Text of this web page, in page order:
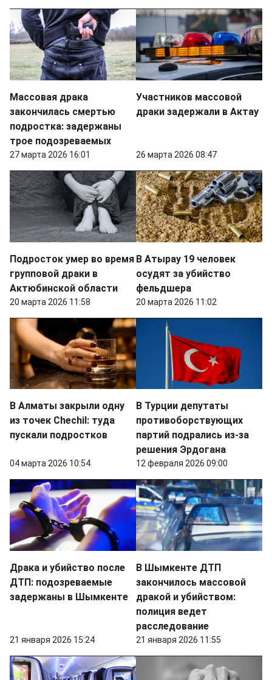
Массовая драка
закончилась смертью
подростка: задержаны
трое подозреваемых
27 марта 2026 16:01
Участников массовой
драки задержали в Актау
26 марта 2026 08:47
Подросток умер во время
групповой драки в
Актюбинской области
20 марта 2026 11:58
В Атырау 19 человек
осудят за убийство
фельдшера
20 марта 2026 11:02
В Алматы закрыли одну
из точек Chechil: туда
пускали подростков
04 марта 2026 10:54
В Турции депутаты
противоборствующих
партий подрались из-за
решения Эрдогана
12 февраля 2026 09:00
Драка и убийство после
ДТП: подозреваемые
задержаны в Шымкенте
21 января 2026 15:24
В Шымкенте ДТП
закончилось массовой
дракой и убийством:
полиция ведет
расследование
21 января 2026 11:55